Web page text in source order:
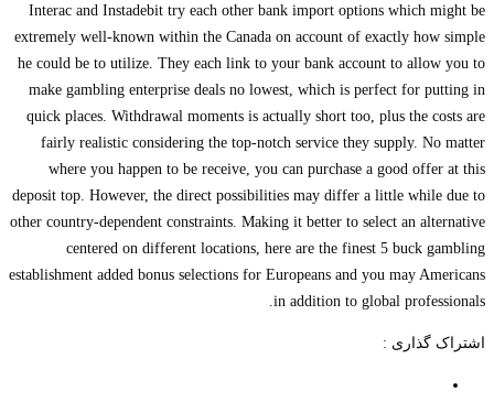
Interac and Instadebit try each other bank import options which might be
extremely well-known within the Canada on account of exactly how simple
he could be to utilize. They each link to your bank account to allow you to
make gambling enterprise deals no lowest, which is perfect for putting in
quick places. Withdrawal moments is actually short too, plus the costs are
fairly realistic considering the top-notch service they supply. No matter
where you happen to be receive, you can purchase a good offer at this
deposit top. However, the direct possibilities may differ a little while due to
other country-dependent constraints. Making it better to select an alternative
centered on different locations, here are the finest 5 buck gambling
establishment added bonus selections for Europeans and you may Americans
in addition to global professionals.
اشتراک گذاری :